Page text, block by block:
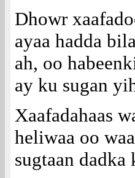
Dhowr
ayaa hadda
ah, oo
ay ku sugan
Xaafadahaas
heliwaa oo
sugtaan dadka